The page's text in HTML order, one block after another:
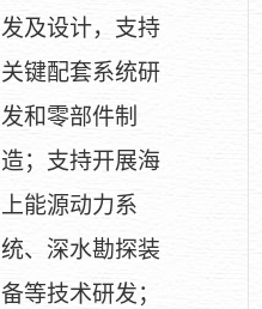
发及设计，支持
关键配套系统研
发和零部件制
造；支持开展海
上能源动力系
统、深水勘探装
备等技术研发；